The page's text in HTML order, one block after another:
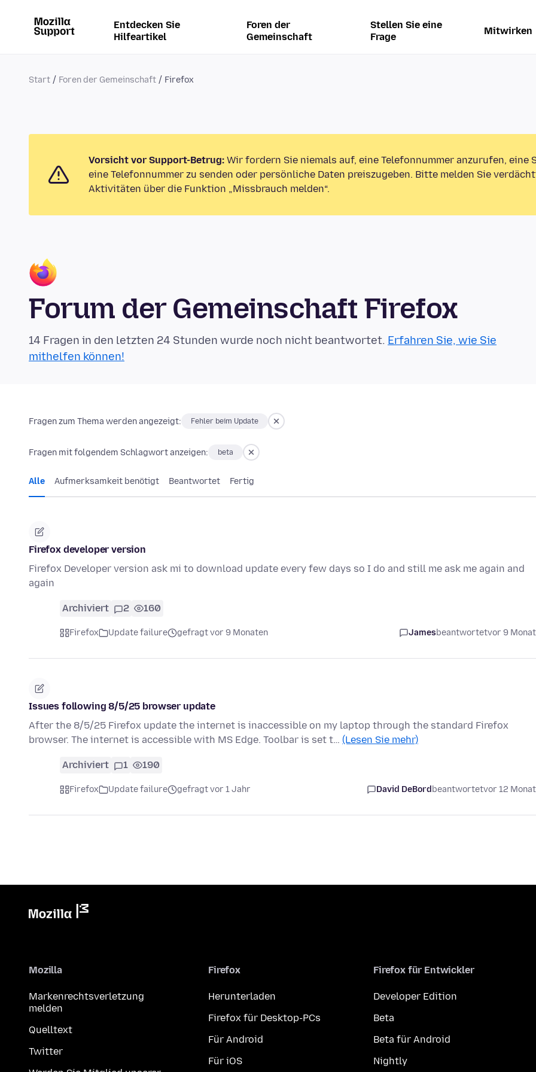
Entdecken Sie
Hilfeartikel
Foren der
Gemeinschaft
Stellen Sie eine
Frage
Mitwirken
Start Foren der Gemeinschaft Firefox
Vorsicht vor Support-Betrug: Wir fordern Sie niemals auf, eine Telefonnummer anzurufen, eine
eine Telefonnummer zu senden oder persönliche Daten preiszugeben. Bitte melden Sie
Aktivitäten über die Funktion „Missbrauch melden“.
Forum der Gemeinschaft Firefox
14 Fragen in den letzten 24 Stunden wurde noch nicht beantwortet. Erfahren Sie, wie Sie
mithelfen können!
Fragen zum Thema werden angezeigt: Fehler beim Update
Fragen mit folgendem Schlagwort anzeigen: beta
Alle Aufmerksamkeit benötigt Beantwortet Fertig
Firefox developer version
Firefox Developer version ask mi to download update every few days so I do and still me ask me again and
again
Archiviert 2 160
Firefox Update failure gefragt vor 9 Monaten Jamesbeantwortetvor 9
Issues following 8/5/25 browser update
After the 8/5/25 Firefox update the internet is inaccessible on my laptop through the standard Firefox
browser. The internet is accessible with MS Edge. Toolbar is set t… (Lesen Sie mehr)
Archiviert 1 190
Firefox Update failure gefragt vor 1 Jahr David DeBord beantwortetvor 12
Mozilla
Markenrechtsverletzung
melden
Quelltext
Twitter
Firefox
Herunterladen
Firefox für Desktop-PCs
Für Android
Für iOS
Firefox für Entwickler
Developer Edition
Beta
Beta für Android
Nightly